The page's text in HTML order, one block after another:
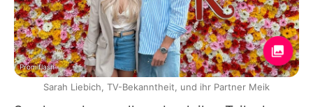
Promiflash
Sarah Liebich, TV-Bekanntheit, und ihr Partner Meik